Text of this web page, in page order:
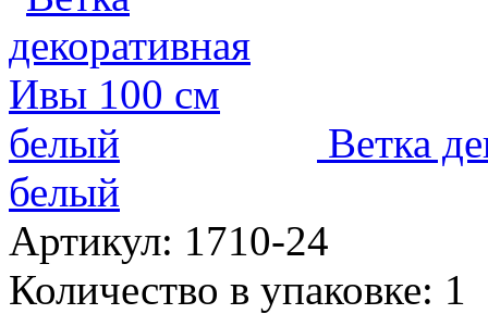
Ветка
белый
Артикул: 1710-24
Количество в упаковке: 1